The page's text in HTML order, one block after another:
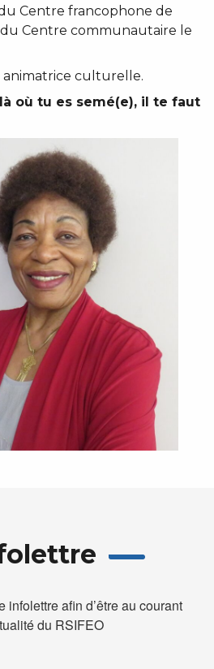
Centre francophone de
Centre communautaire le
animatrice culturelle.
là où tu es semé(e), il te faut
infolettre afin d’être au courant
du RSIFEO